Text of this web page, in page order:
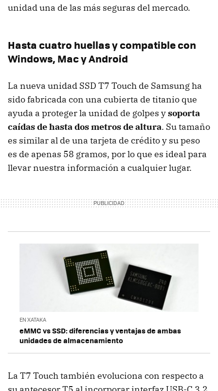
unidad una de las más seguras del mercado.
Hasta cuatro huellas y compatible con
Windows, Mac y Android
La nueva unidad SSD T7 Touch de Samsung ha
sido fabricada con una cubierta de titanio que
ayuda a proteger la unidad de golpes ysoporta
caídas de hasta dos metros de altura. Su tamaño
es similar al de una tarjeta de crédito y su peso
es de apenas 58 gramos, por lo que es ideal para
llevar nuestra información a cualquier lugar.
EN XATAKA
eMMC vs SSD: diferencias y ventajas de ambas
unidades de almacenamiento
La T7 Touch también evoluciona con respecto a